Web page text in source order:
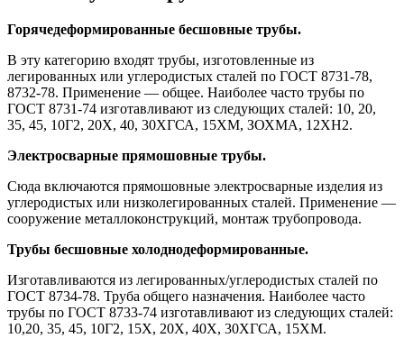
Горячедеформированные бесшовные трубы.
В эту категорию входят трубы, изготовленные из
легированных или углеродистых сталей по ГОСТ 8731-78,
8732-78. Применение — общее. Наиболее часто трубы по
ГОСТ 8731-74 изготавливают из следующих сталей: 10, 20,
35, 45, 10Г2, 20Х, 40, 30ХГСА, 15ХМ, ЗОХМА, 12ХН2.
Электросварные прямошовные трубы.
Сюда включаются прямошовные электросварные изделия из
углеродистых или низколегированных сталей. Применение —
сооружение металлоконструкций, монтаж трубопровода.
Трубы бесшовные холоднодеформированные.
Изготавливаются из легированных/углеродистых сталей по
ГОСТ 8734-78. Труба общего назначения. Наиболее часто
трубы по ГОСТ 8733-74 изготавливают из следующих сталей:
10,20, 35, 45, 10Г2, 15Х, 20Х, 40Х, 30ХГСА, 15ХМ.